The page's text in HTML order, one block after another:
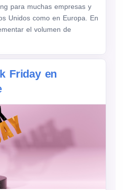
para muchas empresas y
Unidos como en Europa. En
el volumen de
Friday en